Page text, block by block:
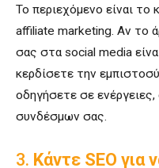
Το περιεχόμενο είναι το
affiliate marketing. Αν το
σας στα social media
κερδίσετε την
οδηγήσετε σε
συνδέσμων σας.
3. Κάντε SEO για